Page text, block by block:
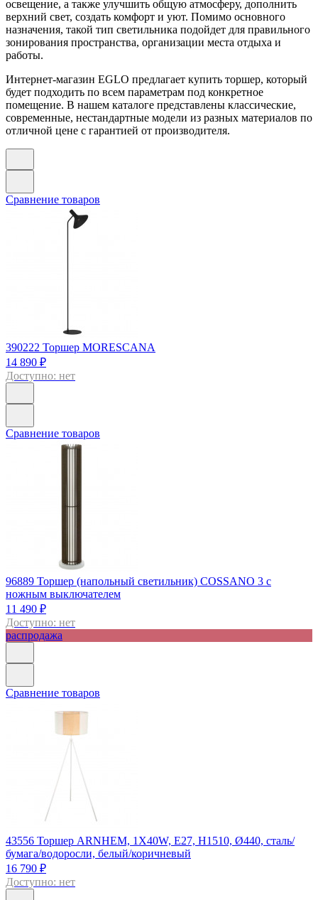
освещение, а также улучшить общую атмосферу, дополнить
верхний свет, создать комфорт и уют. Помимо основного
назначения, такой тип светильника подойдет для правильного
зонирования пространства, организации места отдыха и
работы.
Интернет-магазин EGLO предлагает купить торшер, который
будет подходить по всем параметрам под конкретное
помещение. В нашем каталоге представлены классические,
современные, нестандартные модели из разных материалов по
отличной цене с гарантией от производителя.
Сравнение товаров
390222 Торшер MORESCANA
14 890 ₽
Доступно: нет
Сравнение товаров
96889 Торшер (напольный светильник) COSSANO 3 с
ножным выключателем
11 490 ₽
Доступно: нет
распродажа
Сравнение товаров
43556 Торшер ARNHEM, 1Х40W, E27, H1510, Ø440, сталь/
бумага/водоросли, белый/коричневый
16 790 ₽
Доступно: нет